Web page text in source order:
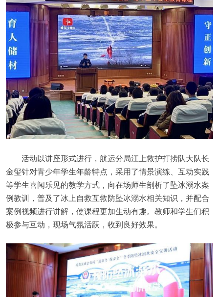
活动以讲座形式进行，航运分局江上救护打捞队大队长
金玺针对青少年学生年龄特点，采用了情景演练、互动实践
等学生喜闻乐见的教学方式，向在场师生剖析了坠冰溺水案
例教训，普及了冰上自救互救防坠冰溺水相关知识，并配合
案例视频进行讲解，使课程更加生动有趣。教师和学生们积
极参与互动，现场气氛活跃，收到良好效果。